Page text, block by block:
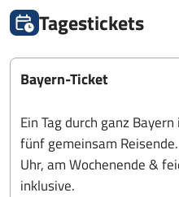
Tagestickets
Bayern-Ticket
Ein Tag durch ganz
fünf gemeinsam
Uhr, am Wochenende &
inklusive.